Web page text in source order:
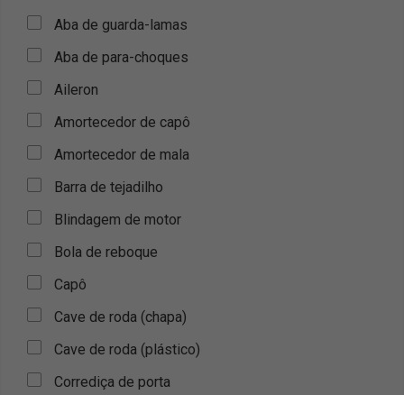
Aba de guarda-lamas
Aba de para-choques
Aileron
Amortecedor de capô
Amortecedor de mala
Barra de tejadilho
Blindagem de motor
Bola de reboque
Capô
Cave de roda (chapa)
Cave de roda (plástico)
Corrediça de porta